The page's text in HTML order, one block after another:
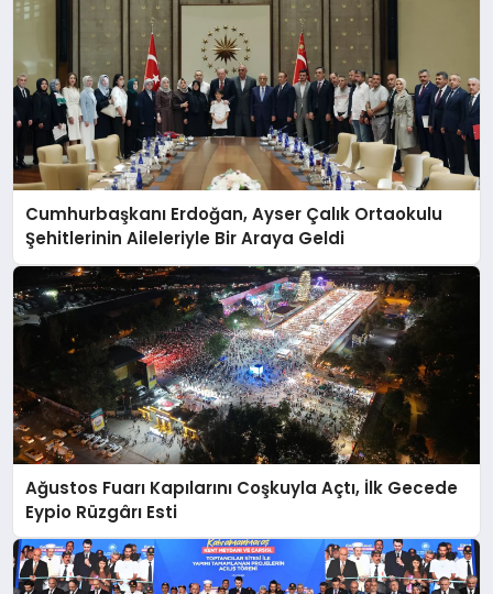
Cumhurbaşkanı Erdoğan, Ayser Çalık Ortaokulu
Şehitlerinin Aileleriyle Bir Araya Geldi
Ağustos Fuarı Kapılarını Coşkuyla Açtı, İlk Gecede
Eypio Rüzgârı Esti